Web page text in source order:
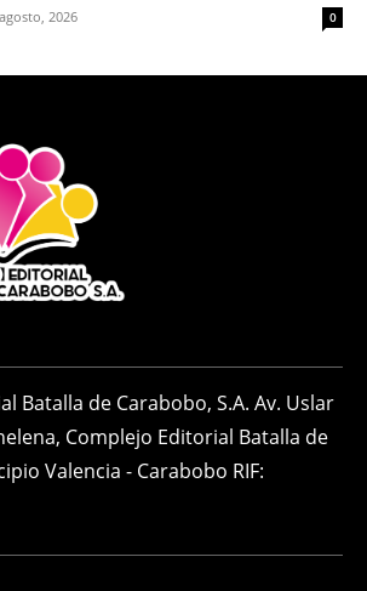
2026 0
Batalla de Carabobo, S.A. Av. Uslar
Complejo Editorial Batalla de
Valencia - Carabobo RIF: